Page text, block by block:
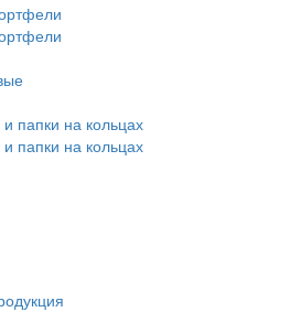
папки на кольцах
папки на кольцах